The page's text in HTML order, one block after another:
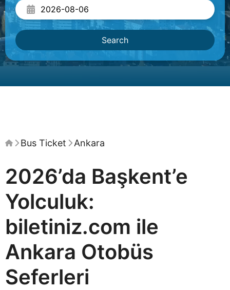
Search
Bus Ticket Ankara
2026’da Başkent’e
Yolculuk:
biletiniz.com ile
Ankara Otobüs
Seferleri